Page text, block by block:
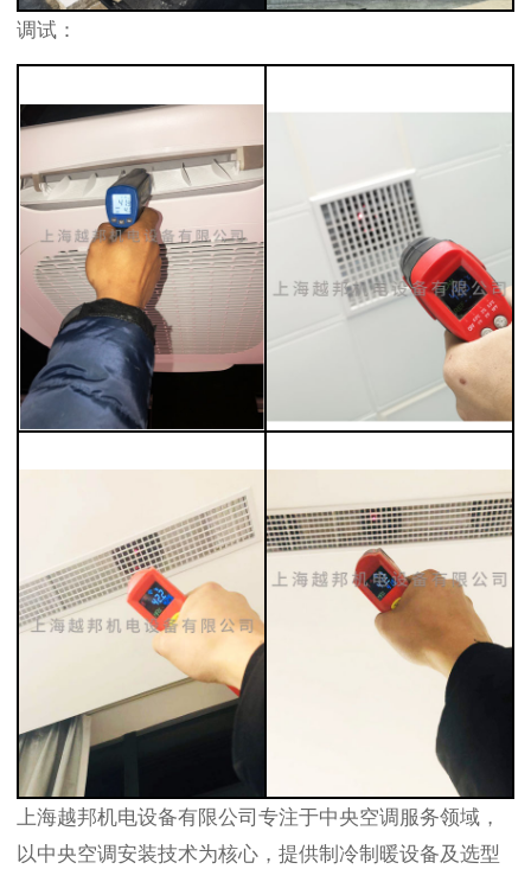
调试：
上海越邦机电设备有限公司专注于中央空调服务领域，
以中央空调安装技术为核心，提供制冷制暖设备及选型